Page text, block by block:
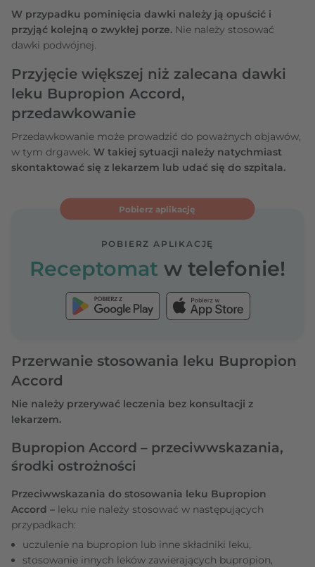
W przypadku pominięcia dawki należy ją opuścić i
przyjąć kolejną o zwykłej porze. Nie należy stosować
dawki podwójnej.
Przyjęcie większej niż zalecana dawki
leku Bupropion Accord,
przedawkowanie
Przedawkowanie może prowadzić do poważnych objawów,
w tym drgawek. W takiej sytuacji należy natychmiast
skontaktować się z lekarzem lub udać się do szpitala.
Pobierz aplikację
POBIERZ APLIKACJĘ
Receptomat w telefonie!
Przerwanie stosowania leku Bupropion
Accord
Nie należy przerywać leczenia bez konsultacji z
lekarzem.
Bupropion Accord – przeciwwskazania,
środki ostrożności
Przeciwwskazania do stosowania leku Bupropion
Accord – leku nie należy stosować w następujących
przypadkach:
uczulenie na bupropion lub inne składniki leku,
stosowanie innych leków zawierających bupropion,